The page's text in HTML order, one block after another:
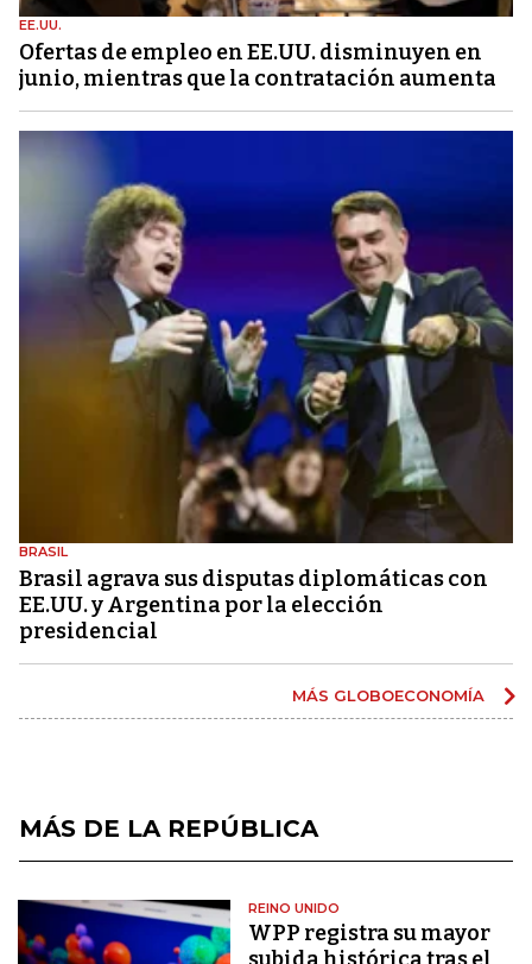
EE.UU.
Ofertas de empleo en EE.UU. disminuyen en
junio, mientras que la contratación aumenta
BRASIL
Brasil agrava sus disputas diplomáticas con
EE.UU. y Argentina por la elección
presidencial
MÁS GLOBOECONOMÍA
MÁS DE LA REPÚBLICA
REINO UNIDO
WPP registra su mayor